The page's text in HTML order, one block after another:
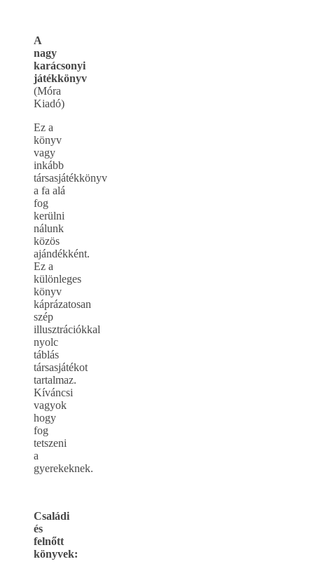
A
nagy
karácsonyi
játékkönyv
(Móra
Kiadó)
Ez a
könyv
vagy
inkább
társasjátékkönyv
a fa alá
fog
kerülni
nálunk
közös
ajándékként.
Ez a
különleges
könyv
káprázatosan
szép
illusztrációkkal
nyolc
táblás
társasjátékot
tartalmaz.
Kíváncsi
vagyok
hogy
fog
tetszeni
a
gyerekeknek.
Családi
és
felnőtt
könyvek: